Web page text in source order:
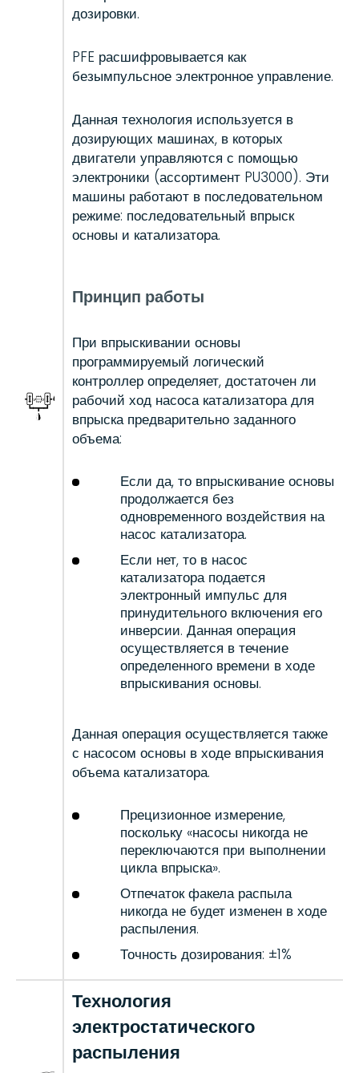
дозировки.
PFE расшифровывается как
безымпульсное электронное управление.
Данная технология используется в
дозирующих машинах, в которых
двигатели управляются с помощью
электроники (ассортимент PU3000). Эти
машины работают в последовательном
режиме: последовательный впрыск
основы и катализатора.
Принцип работы
При впрыскивании основы
программируемый логический
контроллер определяет, достаточен ли
рабочий ход насоса катализатора для
впрыска предварительно заданного
объема:
Если да, то впрыскивание основы
продолжается без
одновременного воздействия на
насос катализатора.
Если нет, то в насос
катализатора подается
электронный импульс для
принудительного включения его
инверсии. Данная операция
осуществляется в течение
определенного времени в ходе
впрыскивания основы.
Данная операция осуществляется также
с насосом основы в ходе впрыскивания
объема катализатора.
Прецизионное измерение,
поскольку «насосы никогда не
переключаются при выполнении
цикла впрыска».
Отпечаток факела распыла
никогда не будет изменен в ходе
распыления.
Точность дозирования: ±1%
Технология
электростатического
распыления